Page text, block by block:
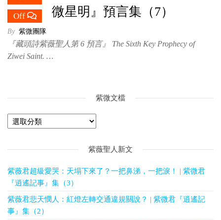
Off
微星明』預言集（7）
By 紫微團隊
『藏頭詩紫薇聖人第 6 預言』 The Sixth Key Prophecy of
Ziwei Saint. …
紫微文檔
紫薇聖人新文
紫薇君超級愛哭：天塌下來了？一把鼻涕，一把淚！ | 紫微君
『逍遙記事』集（3）
紫薇君悲天憫人：紅燈左轉交通違規關說？ | 紫微君『逍遙記
事』集（2）